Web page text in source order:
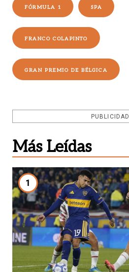
FÓRMULA 1 SPA
FRANCO COLAPINTO
GRAN PREMIO DE BÉLGICA
PUBLICIDAD
Más Leídas
1